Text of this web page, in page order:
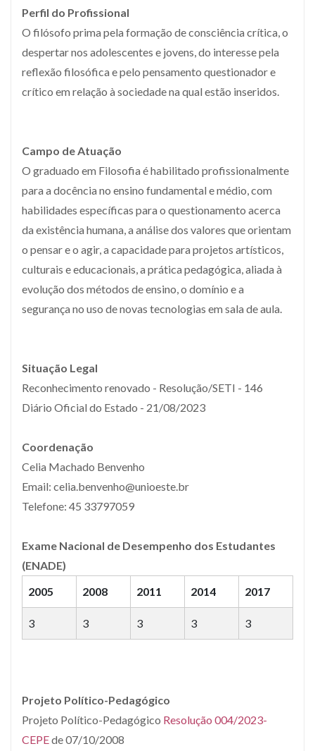
Perfil do Profissional
O filósofo prima pela formação de consciência crítica, o
despertar nos adolescentes e jovens, do interesse pela
reflexão filosófica e pelo pensamento questionador e
crítico em relação à sociedade na qual estão inseridos.
Campo de Atuação
O graduado em Filosofia é habilitado profissionalmente
para a docência no ensino fundamental e médio, com
habilidades específicas para o questionamento acerca
da existência humana, a análise dos valores que orientam
o pensar e o agir, a capacidade para projetos artísticos,
culturais e educacionais, a prática pedagógica, aliada à
evolução dos métodos de ensino, o domínio e a
segurança no uso de novas tecnologias em sala de aula.
Situação Legal
Reconhecimento renovado - Resolução/SETI - 146
Diário Oficial do Estado - 21/08/2023
Coordenação
Celia Machado Benvenho
Email: celia.benvenho@unioeste.br
Telefone: 45 33797059
Exame Nacional de Desempenho dos Estudantes
(ENADE)
2005
2008 2011 2014 2017
3 3 3 3 3
Projeto Político-Pedagógico
Projeto Político-Pedagógico Resolução 004/2023-
CEPEde 07/10/2008